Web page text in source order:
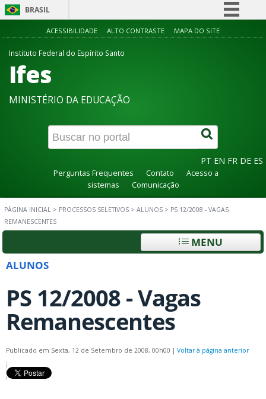
BRASIL
Simplifique!
Canais
ACESSIBILIDADE ALTO CONTRASTE MAPA DO SITE
Instituto Federal do Espírito Santo
Ifes
MINISTÉRIO DA EDUCAÇÃO
PT EN FR DE ES
Perguntas Frequentes Contato
Acesso a
sistemas
Comunicação
PÁGINA INICIAL > PROCESSOS SELETIVOS > ALUNOS > PS 12/2008 - VAGAS
REMANESCENTES
MENU
ALUNOS
PS 12/2008 - Vagas
Remanescentes
Publicado em Sexta, 12 de Setembro de 2008, 00h00 | Voltar à página anterior